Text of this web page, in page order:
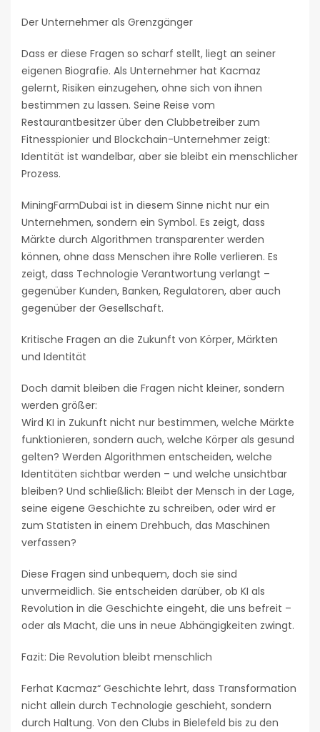
Der Unternehmer als Grenzgänger
Dass er diese Fragen so scharf stellt, liegt an seiner
eigenen Biografie. Als Unternehmer hat Kacmaz
gelernt, Risiken einzugehen, ohne sich von ihnen
bestimmen zu lassen. Seine Reise vom
Restaurantbesitzer über den Clubbetreiber zum
Fitnesspionier und Blockchain-Unternehmer zeigt:
Identität ist wandelbar, aber sie bleibt ein menschlicher
Prozess.
MiningFarmDubai ist in diesem Sinne nicht nur ein
Unternehmen, sondern ein Symbol. Es zeigt, dass
Märkte durch Algorithmen transparenter werden
können, ohne dass Menschen ihre Rolle verlieren. Es
zeigt, dass Technologie Verantwortung verlangt –
gegenüber Kunden, Banken, Regulatoren, aber auch
gegenüber der Gesellschaft.
Kritische Fragen an die Zukunft von Körper, Märkten
und Identität
Doch damit bleiben die Fragen nicht kleiner, sondern
werden größer:
Wird KI in Zukunft nicht nur bestimmen, welche Märkte
funktionieren, sondern auch, welche Körper als gesund
gelten? Werden Algorithmen entscheiden, welche
Identitäten sichtbar werden – und welche unsichtbar
bleiben? Und schließlich: Bleibt der Mensch in der Lage,
seine eigene Geschichte zu schreiben, oder wird er
zum Statisten in einem Drehbuch, das Maschinen
verfassen?
Diese Fragen sind unbequem, doch sie sind
unvermeidlich. Sie entscheiden darüber, ob KI als
Revolution in die Geschichte eingeht, die uns befreit –
oder als Macht, die uns in neue Abhängigkeiten zwingt.
Fazit: Die Revolution bleibt menschlich
Ferhat Kacmaz“ Geschichte lehrt, dass Transformation
nicht allein durch Technologie geschieht, sondern
durch Haltung. Von den Clubs in Bielefeld bis zu den